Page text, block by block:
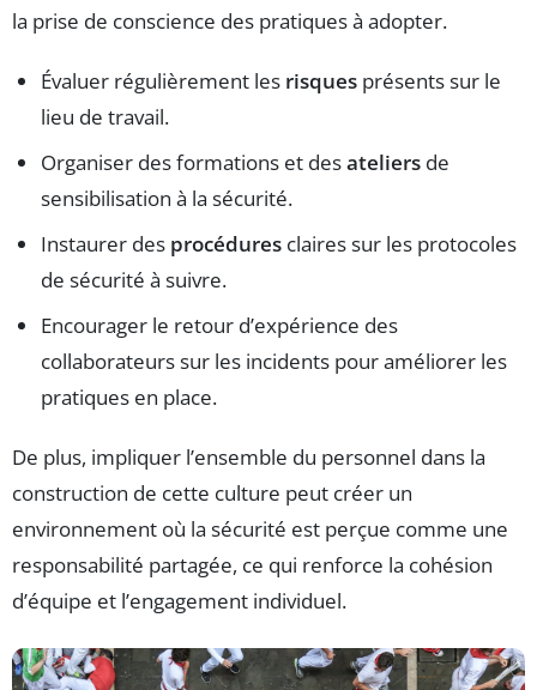
la prise de conscience des pratiques à adopter.
Évaluer régulièrement les risques présents sur le
lieu de travail.
Organiser des formations et desateliers de
sensibilisation à la sécurité.
Instaurer des procédures claires sur les protocoles
de sécurité à suivre.
Encourager le retour d’expérience des
collaborateurs sur les incidents pour améliorer les
pratiques en place.
De plus, impliquer l’ensemble du personnel dans la
construction de cette culture peut créer un
environnement où la sécurité est perçue comme une
responsabilité partagée, ce qui renforce la cohésion
d’équipe et l’engagement individuel.